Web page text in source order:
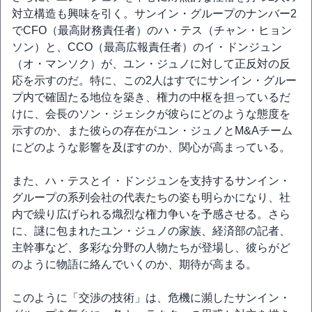
対立構造も興味を引く。サンイン・グループのナンバー2
でCFO（最高財務責任者）のハ・テス（チャン・ヒョン
ソン）と、CCO（最高広報責任者）のイ・ドンジュン
（オ・マンソク）が、ユン・ジュノに対して正反対の反
応を示すのだ。特に、この2人はすでにサンイン・グルー
プ内で確固たる地位を築き、権力の中枢を担っているだ
けに、会長のソン・ジェシクが彼らにどのような態度を
示すのか、また彼らの存在がユン・ジュノとM&Aチーム
にどのような影響を及ぼすのか、関心が高まっている。
また、ハ・テスとイ・ドンジュンを支持するサンイン・
グループの系列会社の代表たちの姿も明らかになり、社
内で繰り広げられる熾烈な権力争いを予感させる。さら
に、謎に包まれたユン・ジュノの家族、経済部の記者、
主幹事など、多彩な分野の人物たちが登場し、彼らがど
のように物語に絡んでいくのか、期待が高まる。
このように「交渉の技術」は、危機に瀕したサンイン・